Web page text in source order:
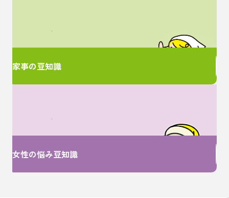
家事の豆知識
女性の悩み豆知識